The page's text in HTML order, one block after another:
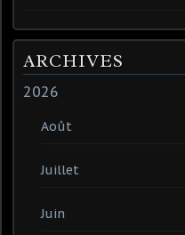
ARCHIVES
2026
Août
Juillet
Juin